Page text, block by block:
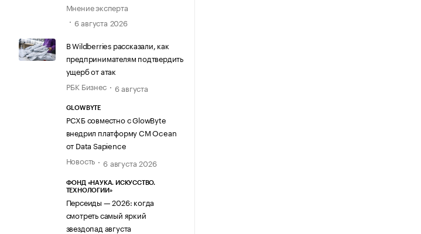
Мнение эксперта
6 августа 2026
В Wildberries рассказали, как
предпринимателям подтвердить
ущерб от атак
РБК Бизнес
6 августа
GLOWBYTE
РСХБ совместно с GlowByte
внедрил платформу CM Ocean
от Data Sapience
Новость
6 августа 2026
ФОНД «НАУКА. ИСКУССТВО.
ТЕХНОЛОГИИ»
Персеиды — 2026: когда
смотреть самый яркий
звездопад августа